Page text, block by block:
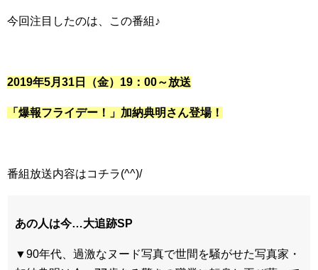
今回注目したのは、この番組♪
2019年5月31日（金）19：00～放送
「爆報フライデー！」加納典明さん登場！
番組放送内容はコチラ(^^)/
あの人は今…大追跡SP
▼90年代、過激なヌード写真で世間を騒がせた写真家・